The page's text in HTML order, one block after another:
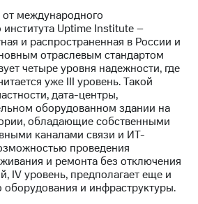
международного
Uptime Institute –
и распространенная в России и
отраслевым стандартом
четыре уровня надежности, где
уже III уровень. Такой
дата-центры,
оборудованном здании на
обладающие собственными
каналами связи и ИТ-
проведения
и ремонта без отключения
IV уровень, предполагает еще и
оборудования и инфраструктуры.